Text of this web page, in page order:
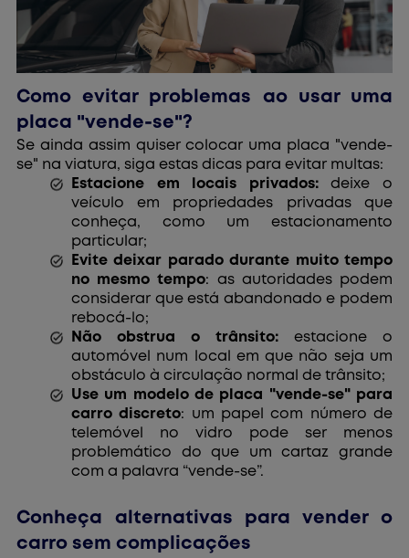
Como evitar problemas ao usar uma
placa "vende-se"?
Se ainda assim quiser colocar uma placa "vende-
se" na viatura, siga estas dicas para evitar multas:
Estacione em locais privados:deixe o
veículo em propriedades privadas que
conheça, como um estacionamento
particular;
Evite deixar parado durante muito tempo
no mesmo tempo: as autoridades podem
considerar que está abandonado e podem
rebocá-lo;
Não obstrua o trânsito:estacione o
automóvel num local em que não seja um
obstáculo à circulação normal de trânsito;
Use um modelo de placa "vende-se" para
carro discreto: um papel com número de
telemóvel no vidro pode ser menos
problemático do que um cartaz grande
com a palavra “vende-se”.
Conheça alternativas para vender o
carro sem complicações